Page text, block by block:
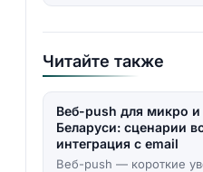
Читайте также
Веб-push для микро и
Беларуси: сценарии
интеграция с email
Веб-push — короткие